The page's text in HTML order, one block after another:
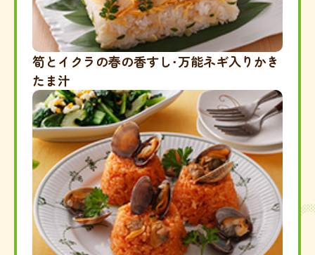
筍とイクラの春の香すし・万能ネギ入りかき
たま汁